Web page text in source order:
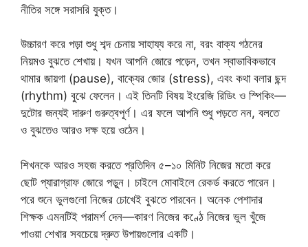
নীতির সঙ্গে সরাসরি যুক্ত।
উচ্চারণ করে পড়া শুধু শব্দ চেনায় সাহায্য করে না, বরং বাক্য গঠনের
নিয়মও বুঝতে শেখায়। যখন আপনি জোরে পড়েন, তখন স্বাভাবিকভাবে
থামার জায়গা (pause), বাক্যের জোর (stress), এবং কথা বলার ছন্দ
(rhythm) বুঝে ফেলেন। এই তিনটি বিষয় ইংরেজি রিডিং ও স্পিকিং—
দুটোর জন্যই দারুণ গুরুত্বপূর্ণ। এর ফলে আপনি শুধু পড়তে নন, বলতে
ও বুঝতেও আরও দক্ষ হয়ে ওঠেন।
শিখনকে আরও সহজ করতে প্রতিদিন ৫–১০ মিনিট নিজের মতো করে
ছোট প্যারাগ্রাফ জোরে পড়ুন। চাইলে মোবাইলে রেকর্ড করতে পারেন।
পরে শুনে ভুলগুলো নিজের চোখেই বুঝতে পারবেন। অনেক পেশাদার
শিক্ষক এমনটিই পরামর্শ দেন—কারণ নিজের কণ্ঠে নিজের ভুল খুঁজে
পাওয়া শেখার সবচেয়ে দ্রুত উপায়গুলোর একটি।